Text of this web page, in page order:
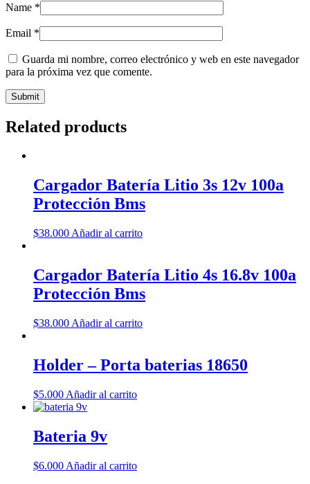
Name *
Email *
Guarda mi nombre, correo electrónico y web en este navegador
para la próxima vez que comente.
Related products
Cargador Batería Litio 3s 12v 100a
Protección Bms
$38.000 Añadir al carrito
Cargador Batería Litio 4s 16.8v 100a
Protección Bms
$38.000 Añadir al carrito
Holder – Porta baterias 18650
$5.000 Añadir al carrito
Bateria 9v
$6.000 Añadir al carrito